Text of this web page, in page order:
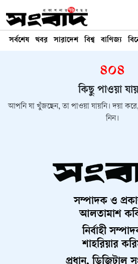
সর্বশেষ খবর সারাদেশ বিশ্ব বাণিজ্য
৪০৪
কিছু পাওয়া
আপনি যা খুঁজছেন, তা পাওয়া যায়নি। দয়া করে,
নিন।
সম্পাদক ও
আলতামাশ
নির্বাহী
শাহরিয়ার